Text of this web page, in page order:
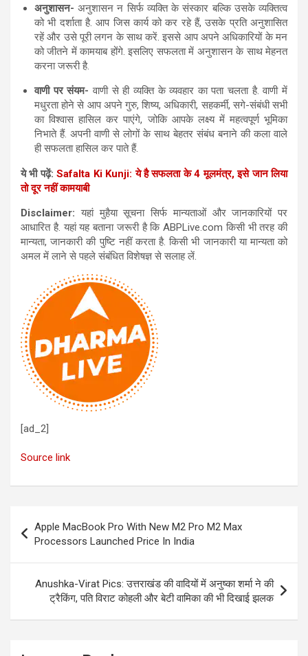
अनुशासन- अनुशासन न सिर्फ व्यक्ति के संस्कार बल्कि उसके व्यक्तित्व
को भी दर्शाता है. आप जिस कार्य को कर रहे हैं, उसके प्रति अनुशासित
रहें और उसे पूरी लगन के साथ करें. इससे आप अपने अधिकारियों के मन
को जीतने में कामयाब होंगे. इसलिए सफलता में अनुशासन के साथ मेहनत
करना जरूरी है.
वाणी पर संयम- वाणी से ही व्यक्ति के व्यवहार का पता चलता है. वाणी में
मधुरता होने से आप अपने गुरु, शिष्य, अधिकारी, सहकर्मी, सगे-संबंधी सभी
का विश्वास हासिल कर पाएंगे, जोकि आपके लक्ष्य में महत्वपूर्ण भूमिका
निभाते हैं. अपनी वाणी से लोगों के साथ बेहतर संबंध बनाने की कला वाले
ही सफलता हासिल कर पाते हैं.
ये भी पढ़ें:Safalta Ki Kunji: ये है सफलता के 4 मूलमंत्र, इसे जान लिया
तो दूर नहीं कामयाबी
Disclaimer: यहां मुहैया सूचना सिर्फ मान्यताओं और जानकारियों पर
आधारित है. यहां यह बताना जरूरी है कि ABPLive.com किसी भी तरह की
मान्यता, जानकारी की पुष्टि नहीं करता है. किसी भी जानकारी या मान्यता को
अमल में लाने से पहले संबंधित विशेषज्ञ से सलाह लें.
[ad_2]
Source link
navigation
Apple MacBook Pro With New M2 Pro M2 Max
Processors Launched Price In India
Anushka-Virat Pics: उत्तराखंड की वादियों में अनुष्का शर्मा ने की
ट्रैकिंग, पति विराट कोहली और बेटी वामिका की भी दिखाई झलक